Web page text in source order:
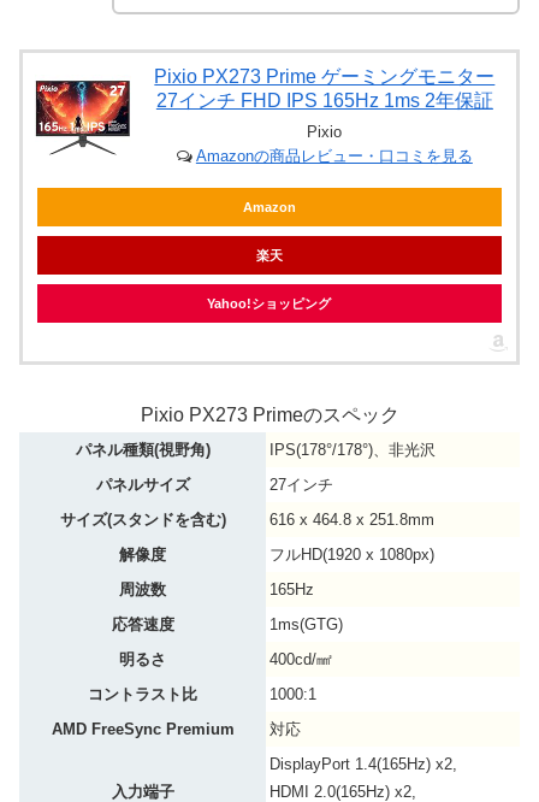
Pixio PX273 Prime ゲーミングモニター
27インチ FHD IPS 165Hz 1ms 2年保証
Pixio
Amazonの商品レビュー・口コミを見る
Amazon
楽天
Yahoo!ショッピング
Pixio PX273 Primeのスペック
パネル種類(視野角)
IPS(178°/178°)、非光沢
パネルサイズ
27インチ
サイズ(スタンドを含む)
616 x 464.8 x 251.8mm
解像度
フルHD(1920 x 1080px)
周波数
165Hz
応答速度
1ms(GTG)
明るさ
400cd/㎟
コントラスト比
1000:1
AMD FreeSync Premium
対応
入力端子
DisplayPort 1.4(165Hz) x2,
HDMI 2.0(165Hz) x2,